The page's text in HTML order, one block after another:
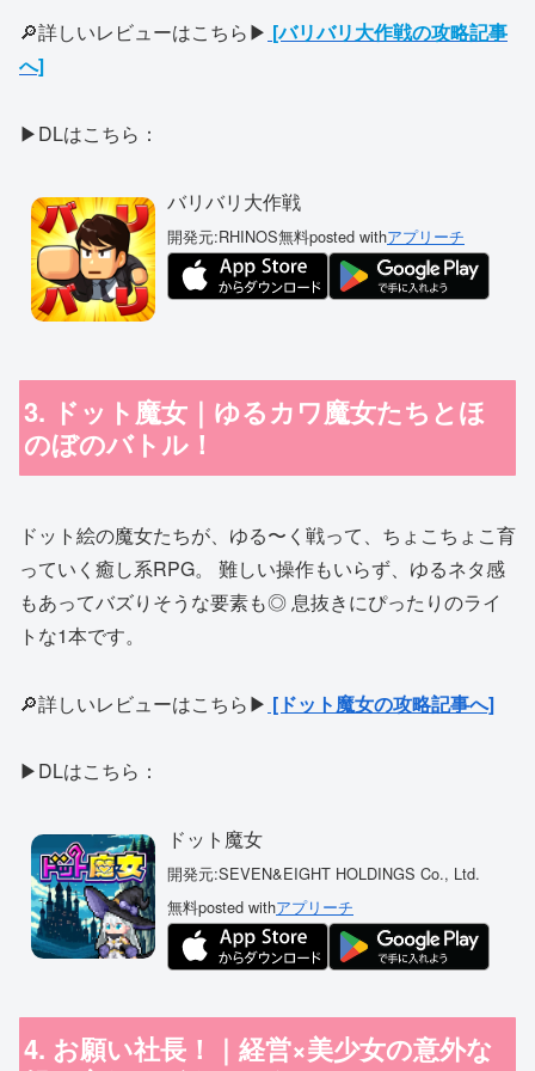
🔎詳しいレビューはこちら▶ [バリバリ大作戦の攻略記事
へ]
▶DLはこちら：
バリバリ大作戦
開発元:RHINOS無料posted withアプリーチ
3. ドット魔女｜ゆるカワ魔女たちとほ
のぼのバトル！
ドット絵の魔女たちが、ゆる〜く戦って、ちょこちょこ育
っていく癒し系RPG。 難しい操作もいらず、ゆるネタ感
もあってバズりそうな要素も◎ 息抜きにぴったりのライ
トな1本です。
🔎詳しいレビューはこちら▶ [ドット魔女の攻略記事へ]
▶DLはこちら：
ドット魔女
開発元:SEVEN&EIGHT HOLDINGS Co., Ltd.
無料posted withアプリーチ
4. お願い社長！｜経営×美少女の意外な